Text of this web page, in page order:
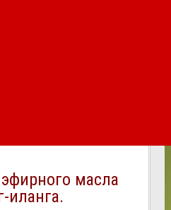
масла
иланга.